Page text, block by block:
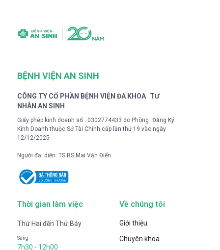
BỆNH VIỆN AN SINH
CÔNG TY CỔ PHẦN BỆNH VIỆN ĐA KHOA TƯ
NHÂN AN SINH
Giấy phép kinh doanh số : 0302774433 do Phòng Đăng Ký
Kinh Doanh thuộc Sở Tài Chính cấp lần thứ 19 vào ngày
12/12/2025
Người đại diện: TS BS Mai Văn Điển
Thời gian làm việc
Thứ Hai đến Thứ Bảy
Sáng
7h30 - 12h00
Về chúng tôi
Giới thiệu
Chuyên khoa